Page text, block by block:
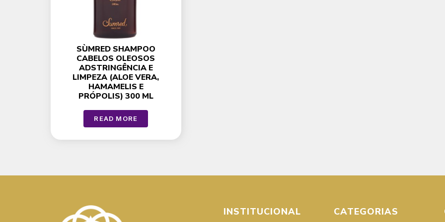
SÙMRED SHAMPOO
CABELOS OLEOSOS
ADSTRINGÊNCIA E
LIMPEZA (ALOE VERA,
HAMAMELIS E
PRÓPOLIS) 300 ML
READ MORE
INSTITUCIONAL CATEGORIAS